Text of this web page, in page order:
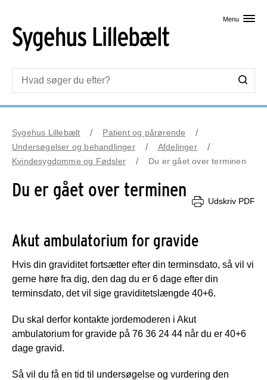
Menu
Sygehus Lillebælt
Patient og pårørende
Undersøgelser og behandlinger
Afdelinger
Kvindesygdomme og Fødsler
Du er gået over terminen
Du er gået over terminen
Udskriv PDF
Akut ambulatorium for gravide
Hvis din graviditet fortsætter efter din terminsdato, så vil vi
gerne høre fra dig, den dag du er 6 dage efter din
terminsdato, det vil sige graviditetslængde 40+6.
Du skal derfor kontakte jordemoderen i Akut
ambulatorium for gravide på 76 36 24 44 når du er 40+6
dage gravid.
Så vil du få en tid til undersøgelse og vurdering den